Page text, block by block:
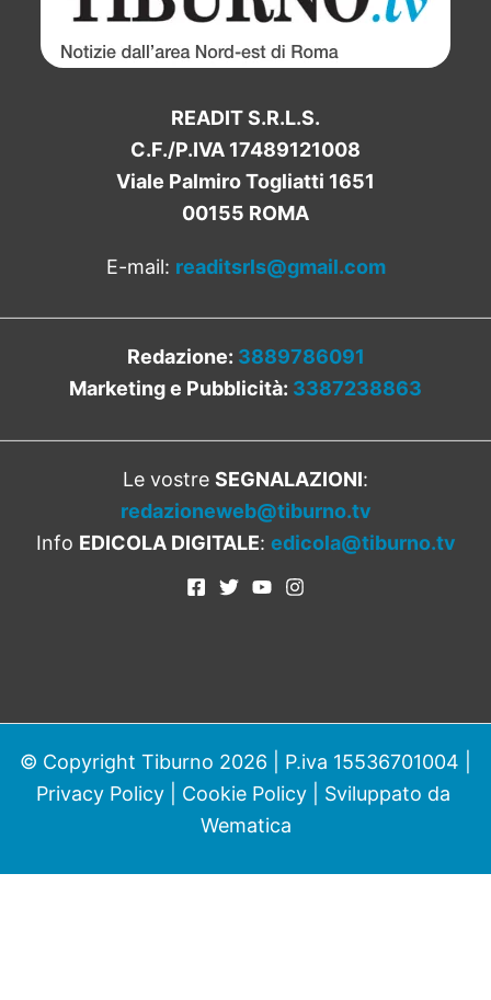
READIT S.R.L.S.
C.F./P.IVA 17489121008
Viale Palmiro Togliatti 1651
00155 ROMA
E-mail: readitsrls@gmail.com
Redazione: 3889786091
Marketing e Pubblicità: 3387238863
Le vostre SEGNALAZIONI:
redazioneweb@tiburno.tv
Info EDICOLA DIGITALE: edicola@tiburno.tv
© Copyright Tiburno 2026 | P.iva 15536701004 |
Privacy Policy| Cookie Policy| Sviluppato da
Wematica